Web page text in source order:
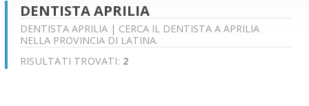
DENTISTA APRILIA
DENTISTA APRILIA | CERCA IL DENTISTA A APRILIA
NELLA PROVINCIA DI LATINA.
RISULTATI TROVATI: 2